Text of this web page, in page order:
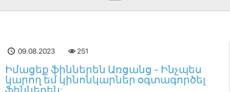
09.08.2023 251
Իմացեք ֆիններեն Առցանց - Ինչպես
կարող եմ կինոնկարներ օգտագործել